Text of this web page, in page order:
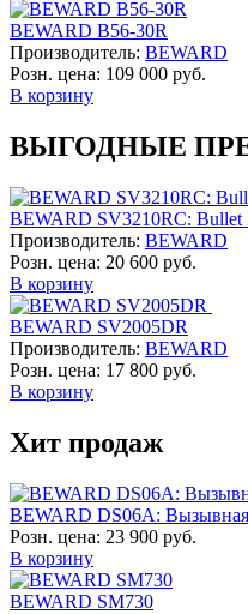
BEWARD B56-30R
Производитель: BEWARD
Розн. цена: 109 000 руб.
В корзину
ВЫГОДНЫЕ
BEWARD SV3210RC: Bullet
Производитель: BEWARD
Розн. цена: 20 600 руб.
В корзину
BEWARD SV2005DR
Производитель: BEWARD
Розн. цена: 17 800 руб.
В корзину
Хит продаж
BEWARD DS06A:
Розн. цена: 23 900 руб.
В корзину
BEWARD SM730